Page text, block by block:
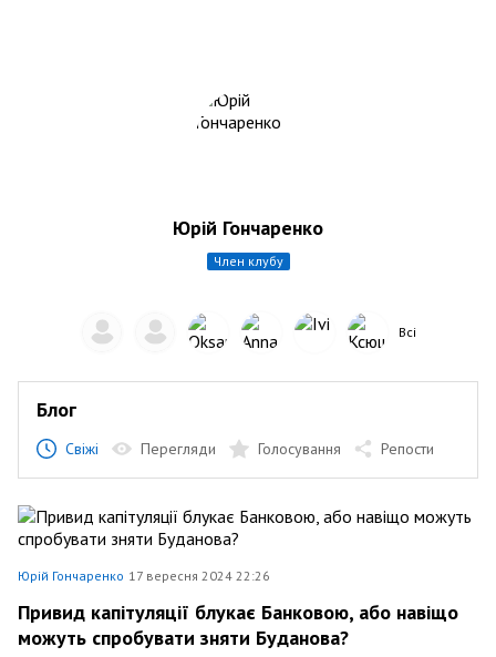
Юрій Гончаренко
член клубу
Всі
Блог
Свіжі Перегляди Голосування Репости
Юрій Гончаренко 17 вересня 2024 22:26
Привид капітуляції блукає Банковою, або навіщо
можуть спробувати зняти Буданова?